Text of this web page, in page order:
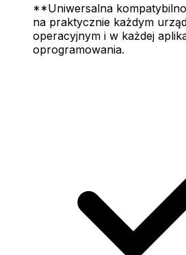
**Uniwersalna
na praktycznie każdym
operacyjnym i w każdej
oprogramowania.